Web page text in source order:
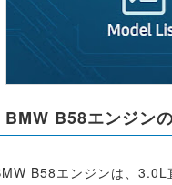
BMW B58エンジン
B58エンジンは、